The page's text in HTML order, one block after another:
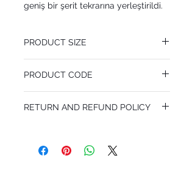
geniş bir şerit tekrarına yerleştirildi.
PRODUCT SIZE
Pattern Repeat 0 cm
PRODUCT CODE
RETURN AND REFUND POLICY
do in case they are dissatisfied with their